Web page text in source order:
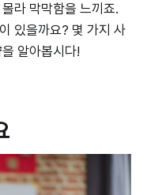
라 막막함을 느끼죠.
있을까요? 몇 가지 사
을 알아봅시다!